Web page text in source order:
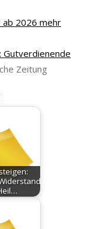
ab 2026 mehr
Gutverdienende
Zeitung